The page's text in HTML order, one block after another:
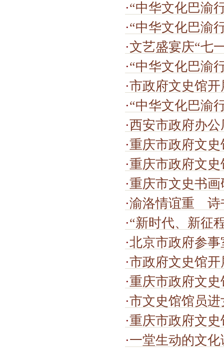
·“中华文化巴渝
·“中华文化巴渝
·文艺盛宴庆“七一
·“中华文化巴渝
·市政府文史馆开
·“中华文化巴渝
·西安市政府办
·重庆市政府文史馆
·重庆市政府文史馆
·重庆市文史书
·渝洛情谊重 诗
·“新时代、新征
·北京市政府参
·市政府文史馆
·重庆市政府文
·市文史馆馆员
·重庆市政府文
·一堂生动的文